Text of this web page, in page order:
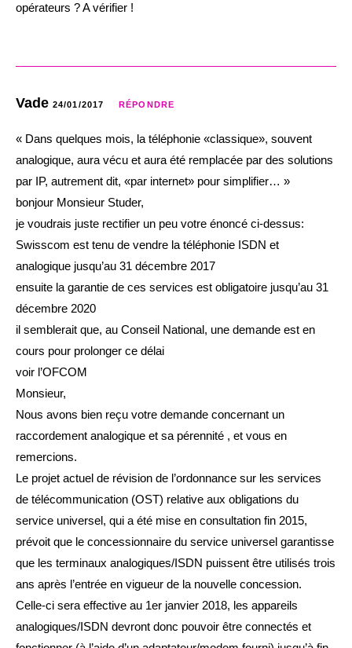
opérateurs ? A vérifier !
Vade 24/01/2017 RÉPONDRE
« Dans quelques mois, la téléphonie «classique», souvent
analogique, aura vécu et aura été remplacée par des solutions
par IP, autrement dit, «par internet» pour simplifier… »
bonjour Monsieur Studer,
je voudrais juste rectifier un peu votre énoncé ci-dessus:
Swisscom est tenu de vendre la téléphonie ISDN et
analogique jusqu’au 31 décembre 2017
ensuite la garantie de ces services est obligatoire jusqu’au 31
décembre 2020
il semblerait que, au Conseil National, une demande est en
cours pour prolonger ce délai
voir l’OFCOM
Monsieur,
Nous avons bien reçu votre demande concernant un
raccordement analogique et sa pérennité , et vous en
remercions.
Le projet actuel de révision de l’ordonnance sur les services
de télécommunication (OST) relative aux obligations du
service universel, qui a été mise en consultation fin 2015,
prévoit que le concessionnaire du service universel garantisse
que les terminaux analogiques/ISDN puissent être utilisés trois
ans après l’entrée en vigueur de la nouvelle concession.
Celle-ci sera effective au 1er janvier 2018, les appareils
analogiques/ISDN devront donc pouvoir être connectés et